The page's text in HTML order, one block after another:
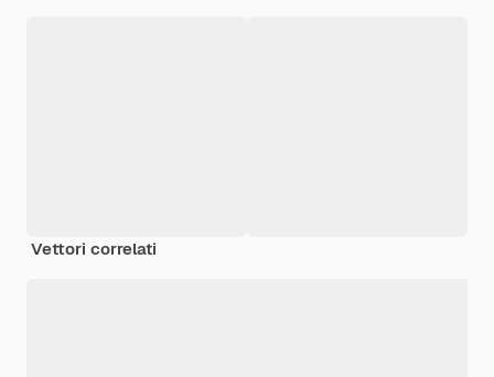
Vettori correlati